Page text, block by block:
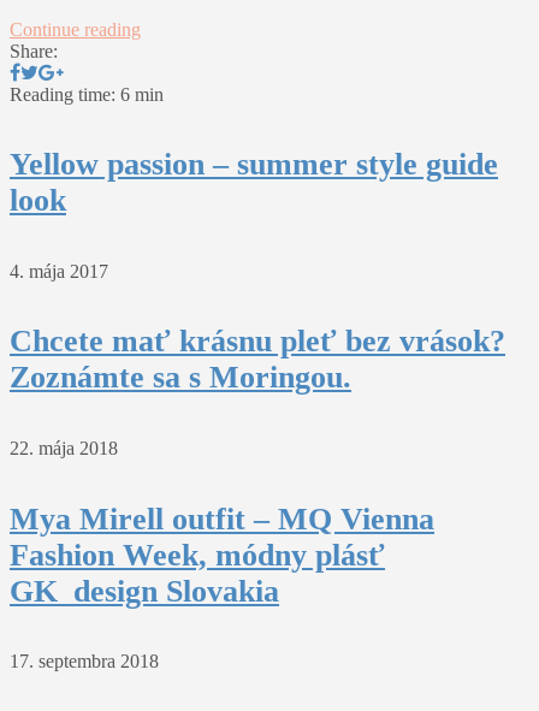
Continue reading
Share:
Reading time: 6 min
Yellow passion – summer style guide
look
4. mája 2017
Chcete mať krásnu pleť bez vrások?
Zoznámte sa s Moringou.
22. mája 2018
Mya Mirell outfit – MQ Vienna
Fashion Week, módny plásť
GK_design Slovakia
17. septembra 2018